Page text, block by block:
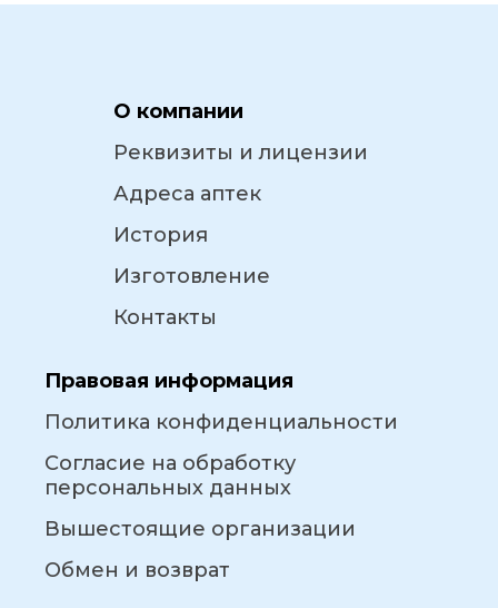
О компании
Реквизиты и лицензии
Адреса аптек
История
Изготовление
Контакты
Правовая информация
Политика конфиденциальности
Согласие на обработку
персональных данных
Вышестоящие организации
Обмен и возврат